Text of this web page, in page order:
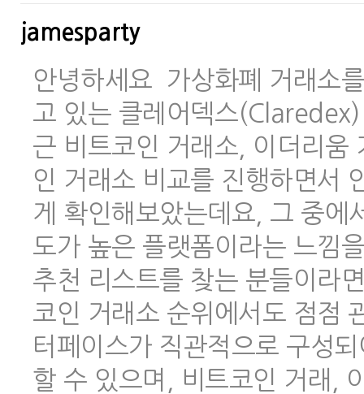
jamesparty
안녕하세요 가상화폐 거래소
고 있는 클레어덱스
근 비트코인 거래소, 이더리움
인 거래소 비교를 진행하면서
게 확인해보았는데요, 그 중에
도가 높은 플랫폼이라는 느낌
추천 리스트를 찾는 분들이라
코인 거래소 순위에서도 점점
터페이스가 직관적으로 구성
할 수 있으며, 비트코인 거래,